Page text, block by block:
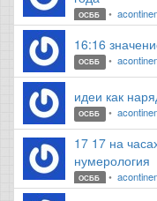
ОСББ
16:16
ОСББ
идеи как
ОСББ
17 17 на
нумерология
ОСББ